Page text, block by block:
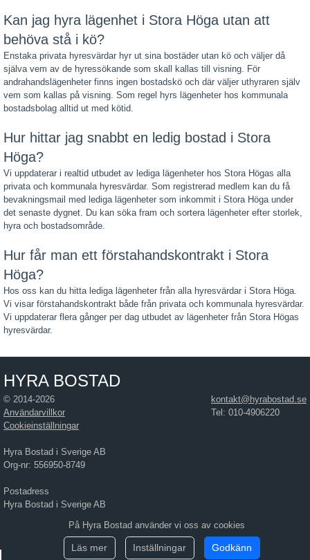
Kan jag hyra lägenhet i Stora Höga utan att
behöva stå i kö?
Enstaka privata hyresvärdar hyr ut sina bostäder utan kö och väljer då
själva vem av de hyressökande som skall kallas till visning. För
andrahandslägenheter finns ingen bostadskö och där väljer uthyraren själv
vem som kallas på visning. Som regel hyrs lägenheter hos kommunala
bostadsbolag alltid ut med kötid.
Hur hittar jag snabbt en ledig bostad i Stora
Höga?
Vi uppdaterar i realtid utbudet av lediga lägenheter hos Stora Högas alla
privata och kommunala hyresvärdar. Som registrerad medlem kan du få
bevakningsmail med lediga lägenheter som inkommit i Stora Höga under
det senaste dygnet. Du kan söka fram och sortera lägenheter efter storlek,
hyra och bostadsområde.
Hur får man ett förstahandskontrakt i Stora
Höga?
Hos oss kan du hitta lediga lägenheter från alla hyresvärdar i Stora Höga.
Vi visar förstahandskontrakt både från privata och kommunala hyresvärdar.
Vi uppdaterar flera gånger per dag utbudet av lägenheter från Stora Högas
hyresvärdar.
HYRA BOSTAD
kontakt@hyrabostad.se
Tel: 010-4906220
© 2014-2026
Användarvillkor
Cookieinställningar
Hyra Bostad i Sverige AB
Org-nr: 556950-8749
Postadress
Hyra Bostad i Sverige AB
På Hyra Bostad använder vi oss av cookies
Läs mer Inställningar Godkänn